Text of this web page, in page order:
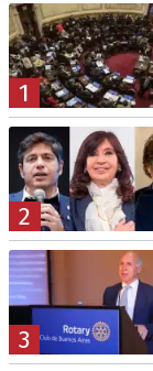
1
2
3